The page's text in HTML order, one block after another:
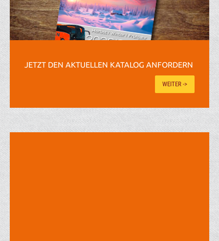
JETZT DEN AKTUELLEN KATALOG ANFORDERN
WEITER ->